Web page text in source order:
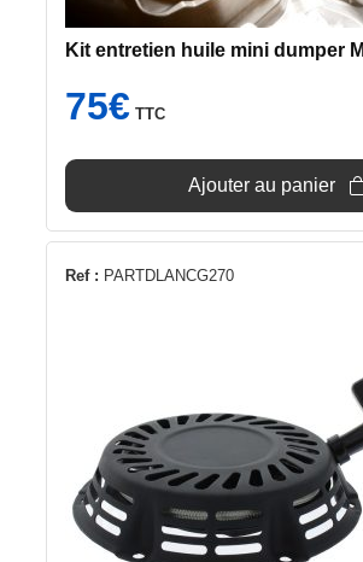
Kit entretien huile mini dumper
75€ TTC
Ajouter au panier
Ref : PARTDLANCG270